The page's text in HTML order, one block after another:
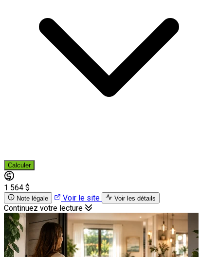
Calculer
1 564 $
Note légale Voir le site Voir les détails
Continuez votre lecture